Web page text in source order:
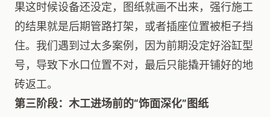
果这时候设备还没定，图纸就画不出来，强行施工
的结果就是后期管路打架，或者插座位置被柜子挡
住。我们遇到过太多案例，因为前期没定好浴缸型
号，导致下水口位置不对，最后只能撬开铺好的地
砖返工。
第三阶段：木工进场前的“饰面深化”图纸